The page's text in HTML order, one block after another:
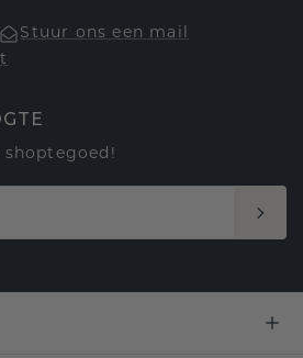
Stuur ons een mail
shoptegoed!